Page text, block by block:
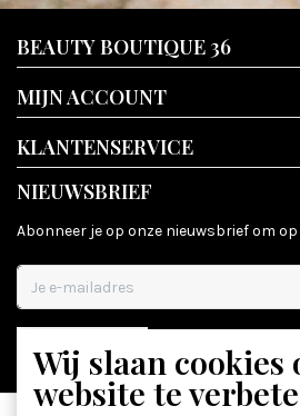
BEAUTY BOUTIQUE 36
MIJN ACCOUNT
KLANTENSERVICE
NIEUWSBRIEF
Abonneer je op onze nieuwsbrief om
ABONNEER
Wij slaan cookies
website te